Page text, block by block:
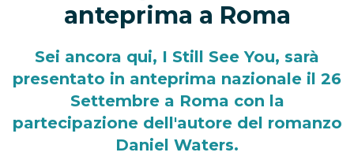
anteprima a Roma
Sei ancora qui, I Still See You, sarà
presentato in anteprima nazionale il 26
Settembre a Roma con la
partecipazione dell'autore del romanzo
Daniel Waters.